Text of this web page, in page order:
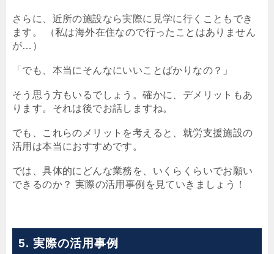
さらに、近所の施設なら実際に見学に行くこともでき
ます。 （私は海外在住なので行ったことはありません
が…）
「でも、本当にそんなにいいことばかりなの？」
そう思う方もいるでしょう。確かに、デメリットもあ
ります。それは後でお話しますね。
でも、これらのメリットを考えると、就労支援施設の
活用は本当におすすめです。
では、具体的にどんな業務を、いくらくらいでお願い
できるのか？ 実際の活用事例を見ていきましょう！
5. 実際の活用事例